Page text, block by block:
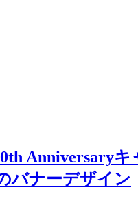
Anniversaryキ
バナーデザイン